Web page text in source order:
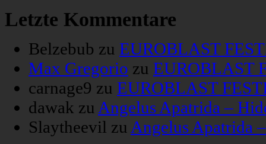
Letzte Kommentare
Belzebub zu EUROBLAST
Max Gregorio zu EUROBLAST
carnage9 zu EUROBLAST
dawak zu Angelus Apatrida –
Slaytheevil zu Angelus Apatrida